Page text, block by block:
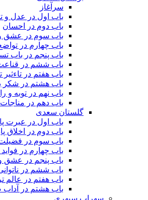
سرآغاز
باب اول در عدل و
باب دوم در احسان
باب سوم در عشق و
باب چهارم در تواضع
باب پنجم در باب
باب ششم در قناعت
باب هفتم در تاءثیر
باب هشتم در شکر
باب نهم در توبه و
باب دهم در مناجات
گلستان سعدی
باب اول در عبرت
باب دوم در اخلاق
باب سوم در فضیلت
باب چهارم در فواید
باب پنجم در عشق و
باب ششم در ناتوانى
باب هفتم در عالم
باب هشتم در آداب
سهراب سپهری